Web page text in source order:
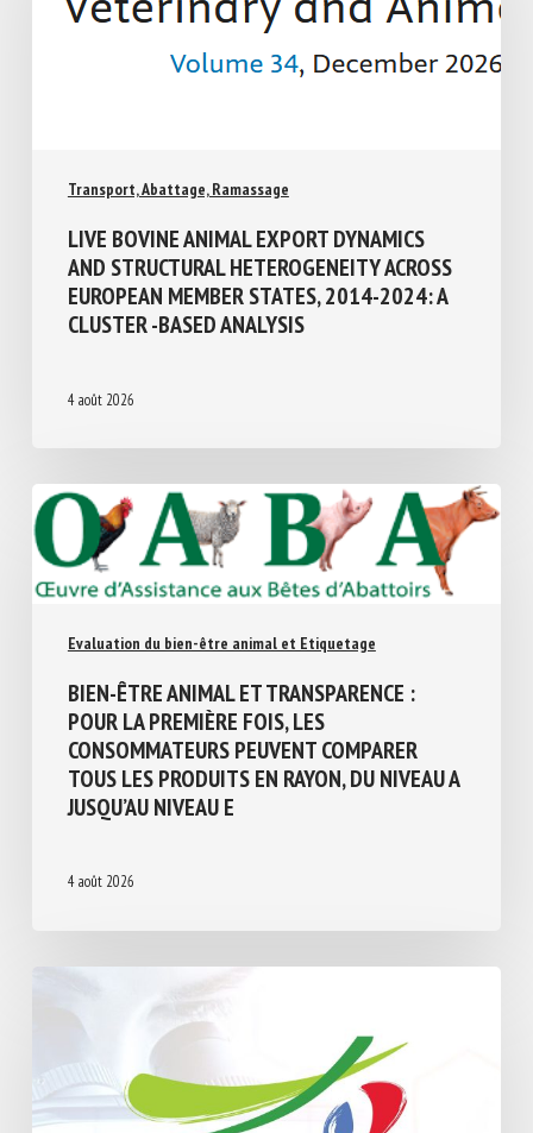
LIVE BOVINE ANIMAL EXPORT DYNAMICS
AND STRUCTURAL HETEROGENEITY
ACROSS EUROPEAN MEMBER STATES,
BIEN-ÊTRE ANIMAL ET TRANSPARENCE :
POUR LA PREMIÈRE FOIS, LES
CONSOMMATEURS PEUVENT COMPARER
TOUS LES PRODUITS EN RAYON, DU NIVEAU